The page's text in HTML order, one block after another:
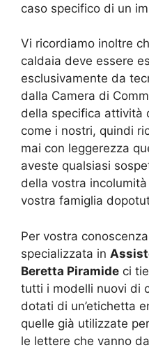
caso specifico di un
Vi ricordiamo inoltre
caldaia deve essere
esclusivamente da
dalla Camera di
della specifica attività
come i nostri, quindi
mai con leggerezza
aveste qualsiasi
della vostra
vostra famiglia
Per vostra
specializzata in
Beretta Piramide ci
tutti i modelli nuovi di
dotati di un’etichetta
quelle già utilizzate
le lettere che vanno